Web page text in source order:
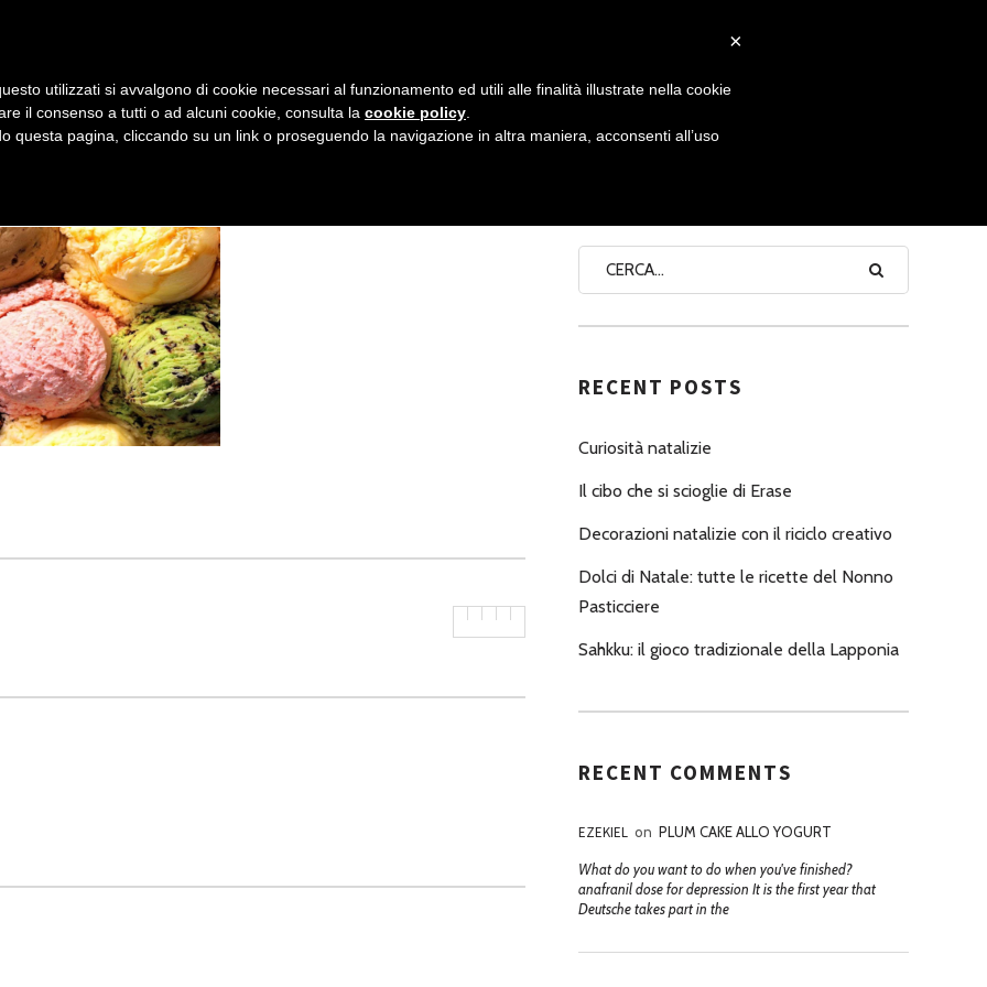
A
V
G
A
Z
I
O
N
E
I
NONNO PASTICCIERE
RECENT POSTS
Curiosità natalizie
Il cibo che si scioglie di Erase
Decorazioni natalizie con il riciclo creativo
Dolci di Natale: tutte le ricette del Nonno
Pasticciere
Sahkku: il gioco tradizionale della Lapponia
RECENT COMMENTS
EZEKIEL on PLUM CAKE ALLO YOGURT
What do you want to do when you've finished?
anafranil dose for depression It is the first year that
Deutsche takes part in the
×
utilizzati si avvalgono di cookie necessari al funzionamento ed utili alle finalità illustrate nella cookie
il consenso a tutti o ad alcuni cookie, consulta la cookie policy
questa pagina, cliccando su un link o proseguendo la navigazione in altra maniera, acconsenti all’uso